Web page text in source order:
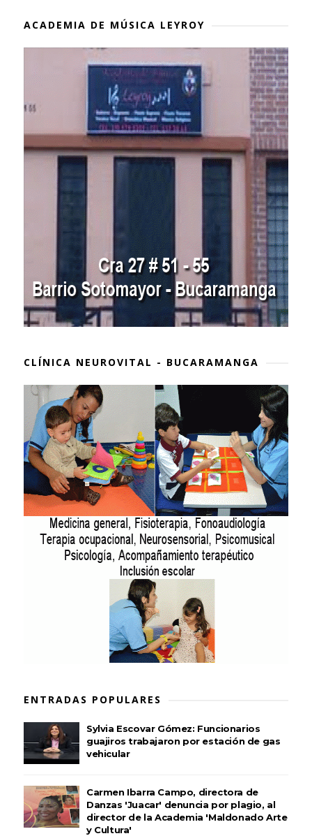
ACADEMIA DE MÚSICA LEYROY
CLÍNICA NEUROVITAL - BUCARAMANGA
ENTRADAS POPULARES
Sylvia Escovar Gómez: Funcionarios
guajiros trabajaron por estación de gas
vehicular
Carmen Ibarra Campo, directora de
Danzas 'Juacar' denuncia por plagio, al
director de la Academia 'Maldonado Arte
y Cultura'